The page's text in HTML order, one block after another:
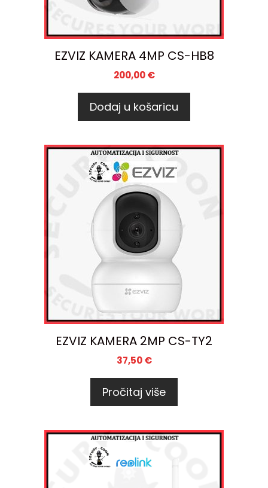
EZVIZ KAMERA 4MP CS-HB8
200,00€
Dodaj u košaricu
EZVIZ KAMERA 2MP CS-TY2
37,50€
Pročitaj više